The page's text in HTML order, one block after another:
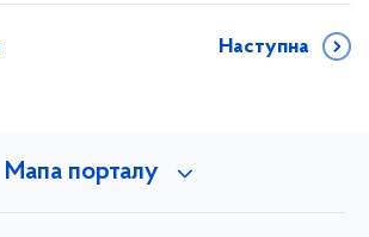
Наступна
Мапа порталу